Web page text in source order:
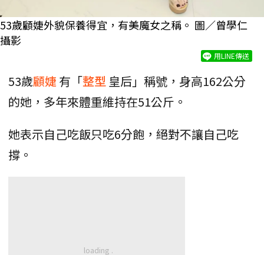
53歲顧婕外貌保養得宜，有美魔女之稱。 圖／曾學仁
攝影
用LINE傳送
53歲顧婕 有「整型 皇后」稱號，身高162公分
的她，多年來體重維持在51公斤。
她表示自己吃飯只吃6分飽，絕對不讓自己吃
撐。